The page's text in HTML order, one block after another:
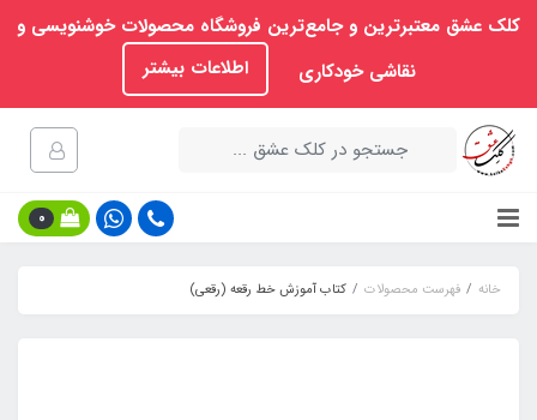
کلک عشق معتبرترین و جامع‌ترین فروشگاه محصولات خوشنویسی و
نقاشی خودکاری
اطلاعات بیشتر
0
خانه فهرست محصولات کتاب آموزش خط رقعه (رقعی)